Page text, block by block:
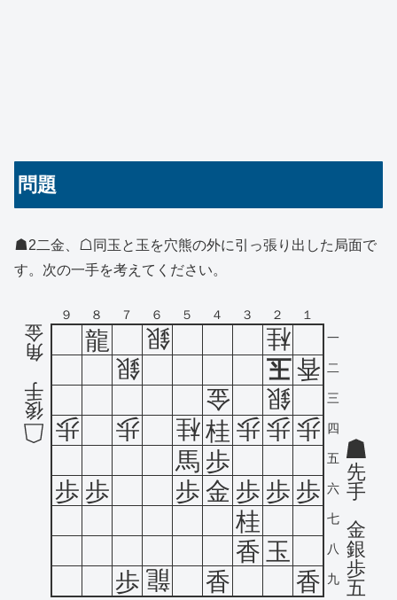
問題
☗2二金、☖同玉と玉を穴熊の外に引っ張り出した局面で
す。次の一手を考えてください。
９
一
８
二
７
三
６
四
５
五
４
六
３
七
２
八
１
九
龍 銀
桂
銀
玉 香
金
銀
歩
歩 桂桂 歩 歩 歩
馬 歩
歩 歩 歩 金 歩 歩 歩
桂
香 玉
歩 龍 香 香 五
歩
銀
金
手
先
金
角
手
後